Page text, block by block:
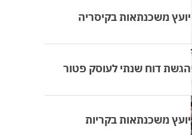
יועץ משכנתאות בקיסריה
הגשת דוח שנתי לעוסק פטור
יועץ משכנתאות בקריות